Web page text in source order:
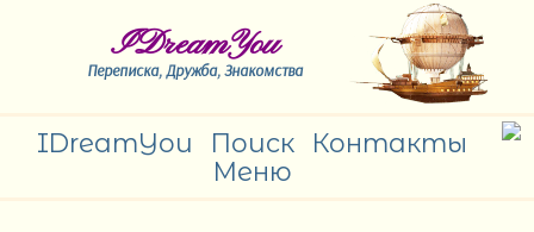
IDreamYou
Переписка, Дружба, Знакомства
IDreamYou Поиск
Контакты
Меню